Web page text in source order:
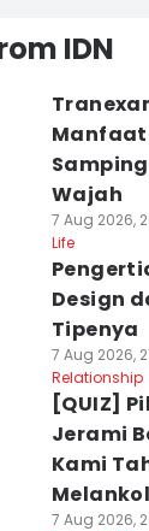
IDN
Manfaat
Wajah
7 Aug 2026,
Life
Design
Tipenya
7 Aug 2026,
Relationship
[QUIZ]
Jerami
Kami
7 Aug 2026,